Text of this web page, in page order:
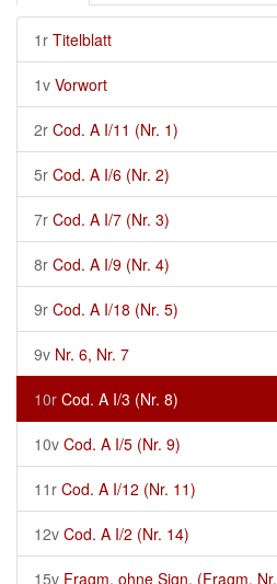
1r Titelblatt
1v Vorwort
2r Cod. A I/11 (Nr. 1)
5r Cod. A I/6 (Nr. 2)
7r Cod. A I/7 (Nr. 3)
8r Cod. A I/9 (Nr. 4)
9r Cod. A I/18 (Nr. 5)
9v Nr. 6, Nr. 7
10r Cod. A I/3 (Nr. 8)
10v Cod. A I/5 (Nr. 9)
11r Cod. A I/12 (Nr. 11)
12v Cod. A I/2 (Nr. 14)
15v Fragm. ohne Sign. (Fragm. Nr.